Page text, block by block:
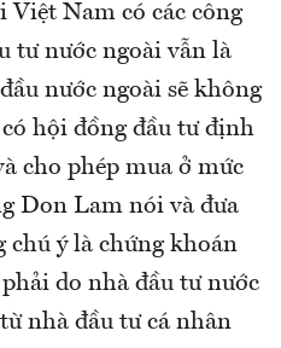
Việt Nam có các công
tư nước ngoài vẫn là
nước ngoài sẽ không
hội đồng đầu tư định
cho phép mua ở mức
Don Lam nói và đưa
ý là chứng khoán
do nhà đầu tư nước
nhà đầu tư cá nhân